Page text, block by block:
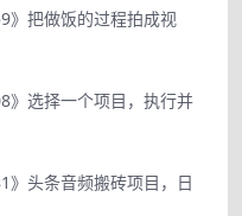
》把做饭的过程拍成视
》选择一个项目，执行并
》头条音频搬砖项目，日